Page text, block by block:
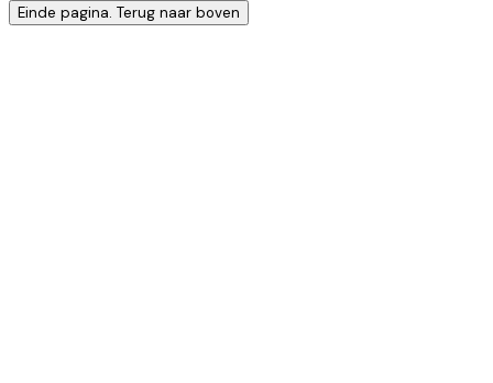
Einde pagina. Terug naar boven